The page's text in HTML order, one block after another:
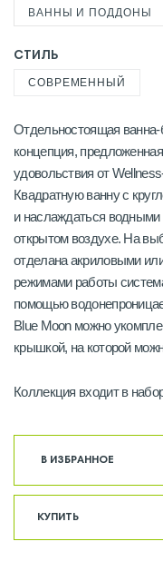
ВАННЫ И ПОДДОНЫ
СТИЛЬ
СОВРЕМЕННЫЙ
Отдельностоящая
концепция,
удовольствия от
Квадратную ванну с
и наслаждаться
открытом воздухе. На
отделана акриловыми
режимами работы
помощью
Blue Moon можно
крышкой, на которой
Коллекция входит в
В ИЗБРАННОЕ
КУПИТЬ